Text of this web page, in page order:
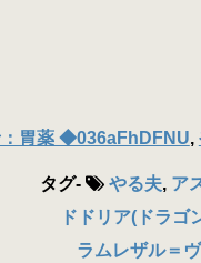
}
胃薬 ◆036aFhDFNU,
タグ- やる夫, ア
ドドリア(ドラゴ
ラムレザル＝